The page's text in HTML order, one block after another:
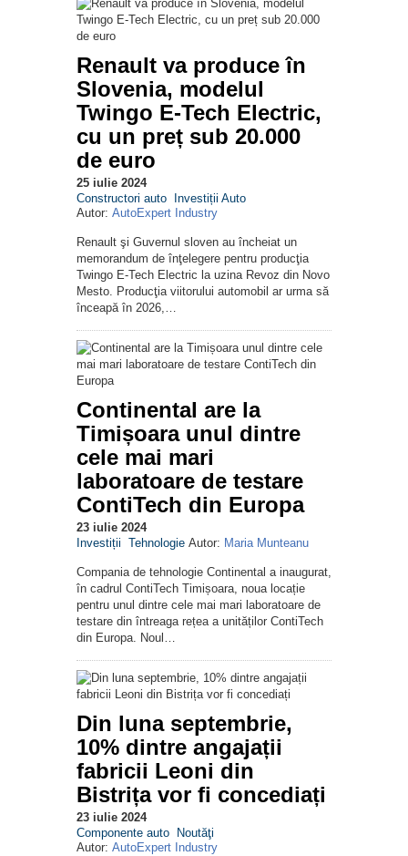
Renault va produce în
Slovenia, modelul
Twingo E-Tech Electric,
cu un preț sub 20.000
de euro
25 iulie 2024
Constructori auto
Investiții Auto
Autor: AutoExpert Industry
Renault şi Guvernul sloven au încheiat un
memorandum de înţelegere pentru producţia
Twingo E-Tech Electric la uzina Revoz din Novo
Mesto. Producţia viitorului automobil ar urma să
înceapă în 2026,…
Continental are la
Timișoara unul dintre
cele mai mari
laboratoare de testare
ContiTech din Europa
23 iulie 2024
Investiții Tehnologie Autor: Maria Munteanu
Compania de tehnologie Continental a inaugurat,
în cadrul ContiTech Timișoara, noua locație
pentru unul dintre cele mai mari laboratoare de
testare din întreaga rețea a unităților ContiTech
din Europa. Noul…
Din luna septembrie,
10% dintre angajații
fabricii Leoni din
Bistrița vor fi concediați
23 iulie 2024
Componente auto
Noutăţi
Autor: AutoExpert Industry